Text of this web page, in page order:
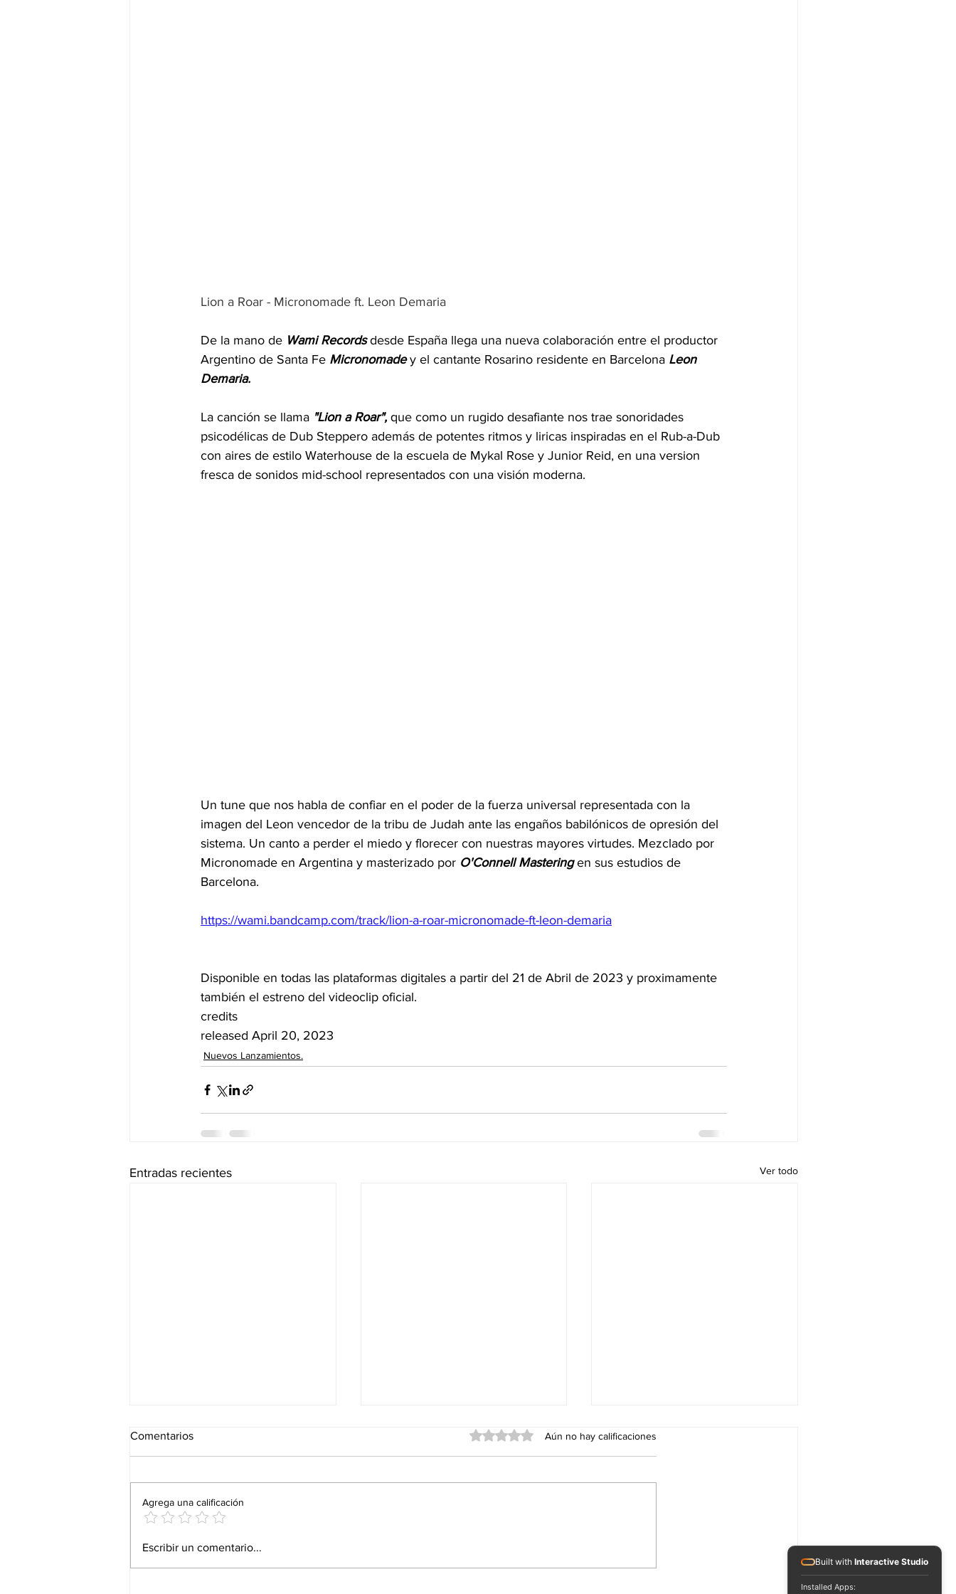
Lion a Roar - Micronomade ft. Leon Demaria
De la mano de Wami Records desde España llega una nueva colaboración entre el productor
Argentino de Santa Fe Micronomade y el cantante Rosarino residente en Barcelona Leon
Demaria.
La canción se llama "Lion a Roar", que como un rugido desafiante nos trae sonoridades
psicodélicas de Dub Steppero además de potentes ritmos y liricas inspiradas en el Rub-a-Dub
con aires de estilo Waterhouse de la escuela de Mykal Rose y Junior Reid, en una version
fresca de sonidos mid-school representados con una visión moderna.
Un tune que nos habla de confiar en el poder de la fuerza universal representada con la
imagen del Leon vencedor de la tribu de Judah ante las engaños babilónicos de opresión del
sistema. Un canto a perder el miedo y florecer con nuestras mayores virtudes. Mezclado por
Micronomade en Argentina y masterizado por O'Connell Mastering en sus estudios de
Barcelona.
https://wami.bandcamp.com/track/lion-a-roar-micronomade-ft-leon-demaria
Disponible en todas las plataformas digitales a partir del 21 de Abril de 2023 y proximamente
también el estreno del videoclip oficial.
credits
released April 20, 2023
Nuevos Lanzamientos.
Entradas recientes Ver todo
"ARIWA SOUNDS".EL
"MAD PROFESSOR": Melodies
solidario por Palestina.
Sello: Jah Family Records.
Comentarios Obtuvo 0 de 5 estrellas.
Aún no hay calificaciones
Agrega una calificación
Escribir un comentario...
Built with Interactive Studio
Installed Apps: